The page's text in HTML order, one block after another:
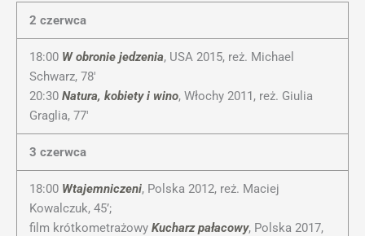
2 czerwca
18:00 W obronie jedzenia, USA 2015, reż. Michael
Schwarz, 78′
20:30 Natura, kobiety i wino, Włochy 2011, reż. Giulia
Graglia, 77′
3 czerwca
18:00 Wtajemniczeni, Polska 2012, reż. Maciej
Kowalczuk, 45’;
film krótkometrażowy Kucharz pałacowy, Polska 2017,